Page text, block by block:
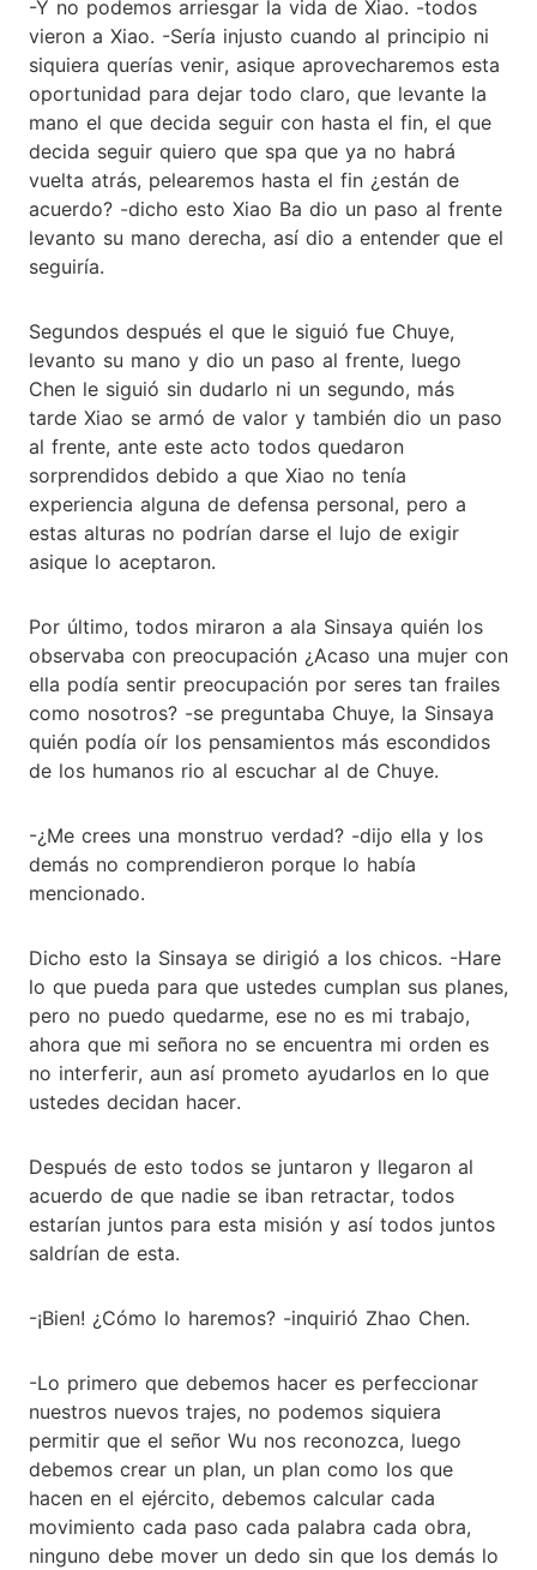
-Y no podemos arriesgar la vida de Xiao. -todos
vieron a Xiao. -Sería injusto cuando al principio ni
siquiera querías venir, asique aprovecharemos esta
oportunidad para dejar todo claro, que levante la
mano el que decida seguir con hasta el fin, el que
decida seguir quiero que spa que ya no habrá
vuelta atrás, pelearemos hasta el fin ¿están de
acuerdo? -dicho esto Xiao Ba dio un paso al frente
levanto su mano derecha, así dio a entender que el
seguiría.
Segundos después el que le siguió fue Chuye,
levanto su mano y dio un paso al frente, luego
Chen le siguió sin dudarlo ni un segundo, más
tarde Xiao se armó de valor y también dio un paso
al frente, ante este acto todos quedaron
sorprendidos debido a que Xiao no tenía
experiencia alguna de defensa personal, pero a
estas alturas no podrían darse el lujo de exigir
asique lo aceptaron.
Por último, todos miraron a ala Sinsaya quién los
observaba con preocupación ¿Acaso una mujer con
ella podía sentir preocupación por seres tan frailes
como nosotros? -se preguntaba Chuye, la Sinsaya
quién podía oír los pensamientos más escondidos
de los humanos rio al escuchar al de Chuye.
-¿Me crees una monstruo verdad? -dijo ella y los
demás no comprendieron porque lo había
mencionado.
Dicho esto la Sinsaya se dirigió a los chicos. -Hare
lo que pueda para que ustedes cumplan sus planes,
pero no puedo quedarme, ese no es mi trabajo,
ahora que mi señora no se encuentra mi orden es
no interferir, aun así prometo ayudarlos en lo que
ustedes decidan hacer.
Después de esto todos se juntaron y llegaron al
acuerdo de que nadie se iban retractar, todos
estarían juntos para esta misión y así todos juntos
saldrían de esta.
-¡Bien! ¿Cómo lo haremos? -inquirió Zhao Chen.
-Lo primero que debemos hacer es perfeccionar
nuestros nuevos trajes, no podemos siquiera
permitir que el señor Wu nos reconozca, luego
debemos crear un plan, un plan como los que
hacen en el ejército, debemos calcular cada
movimiento cada paso cada palabra cada obra,
ninguno debe mover un dedo sin que los demás lo